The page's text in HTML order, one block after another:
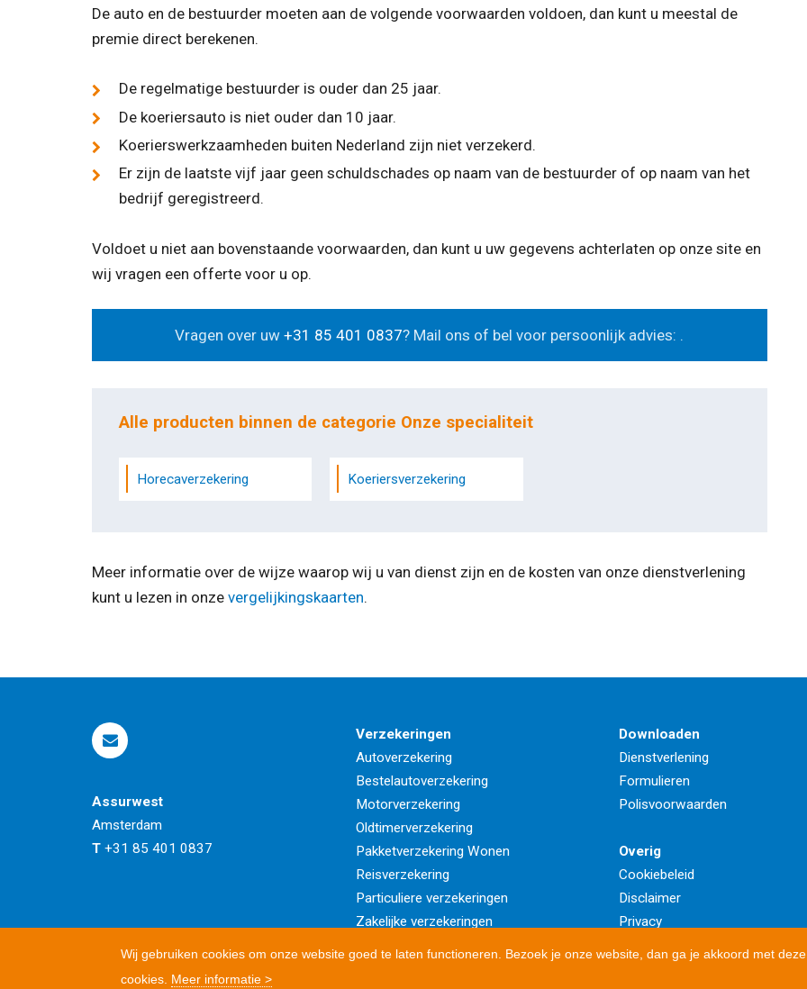
Wij gebruiken cookies om onze website goed te laten functioneren. Bezoek je onze website, dan ga je akkoord met deze
cookies. Meer informatie >
De auto en de bestuurder moeten aan de volgende voorwaarden voldoen, dan kunt u meestal de
premie direct berekenen.
De regelmatige bestuurder is ouder dan 25 jaar.
De koeriersauto is niet ouder dan 10 jaar.
Koerierswerkzaamheden buiten Nederland zijn niet verzekerd.
Er zijn de laatste vijf jaar geen schuldschades op naam van de bestuurder of op naam van het
bedrijf geregistreerd.
Voldoet u niet aan bovenstaande voorwaarden, dan kunt u uw gegevens achterlaten op onze site en
wij vragen een offerte voor u op.
Vragen over uw+31 85 401 0837? Mail ons of bel voor persoonlijk advies: .
Alle producten binnen de categorie Onze specialiteit
Horecaverzekering Koeriersverzekering
Meer informatie over de wijze waarop wij u van dienst zijn en de kosten van onze dienstverlening
kunt u lezen in onze vergelijkingskaarten.
Assurwest
Amsterdam
T +31 85 401 0837
Verzekeringen
Autoverzekering
Bestelautoverzekering
Motorverzekering
Oldtimerverzekering
Pakketverzekering Wonen
Reisverzekering
Particuliere verzekeringen
Zakelijke verzekeringen
Downloaden
Dienstverlening
Formulieren
Polisvoorwaarden
Overig
Cookiebeleid
Disclaimer
Privacy